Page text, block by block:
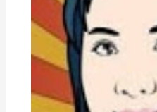
啡
嘉
好